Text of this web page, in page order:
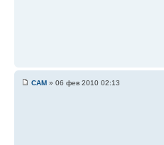
САМ » 06 фев 2010 02:13